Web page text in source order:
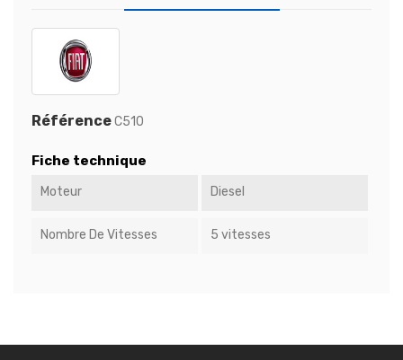
RéférenceC510
Fiche technique
Moteur Diesel
Nombre De Vitesses 5 vitesses